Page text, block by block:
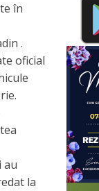
în
.
oficial
au
la